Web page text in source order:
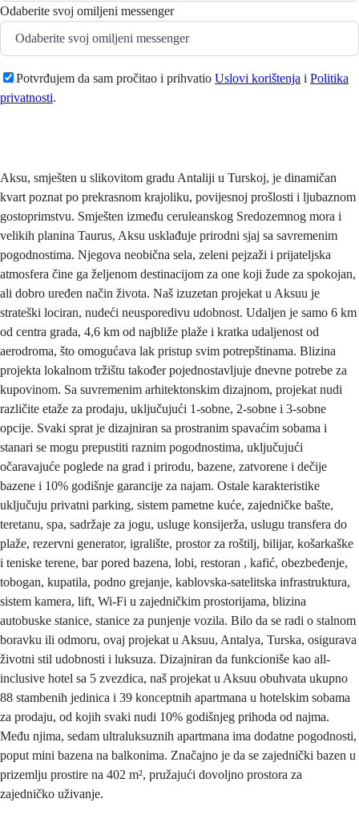
Odaberite svoj omiljeni messenger
Potvrđujem da sam pročitao i prihvatio Uslovi korištenja i Politika
privatnosti.
Aksu, smješten u slikovitom gradu Antaliji u Turskoj, je dinamičan
kvart poznat po prekrasnom krajoliku, povijesnoj prošlosti i ljubaznom
gostoprimstvu. Smješten između ceruleanskog Sredozemnog mora i
velikih planina Taurus, Aksu usklađuje prirodni sjaj sa savremenim
pogodnostima. Njegova neobična sela, zeleni pejzaži i prijateljska
atmosfera čine ga željenom destinacijom za one koji žude za spokojan,
ali dobro uređen način života. Naš izuzetan projekat u Aksuu je
strateški lociran, nudeći neusporedivu udobnost. Udaljen je samo 6 km
od centra grada, 4,6 km od najbliže plaže i kratka udaljenost od
aerodroma, što omogućava lak pristup svim potrepštinama. Blizina
projekta lokalnom tržištu također pojednostavljuje dnevne potrebe za
kupovinom. Sa suvremenim arhitektonskim dizajnom, projekat nudi
različite etaže za prodaju, uključujući 1-sobne, 2-sobne i 3-sobne
opcije. Svaki sprat je dizajniran sa prostranim spavaćim sobama i
stanari se mogu prepustiti raznim pogodnostima, uključujući
očaravajuće poglede na grad i prirodu, bazene, zatvorene i dečije
bazene i 10% godišnje garancije za najam. Ostale karakteristike
uključuju privatni parking, sistem pametne kuće, zajedničke bašte,
teretanu, spa, sadržaje za jogu, usluge konsijerža, uslugu transfera do
plaže, rezervni generator, igralište, prostor za roštilj, bilijar, košarkaške
i teniske terene, bar pored bazena, lobi, restoran , kafić, obezbeđenje,
tobogan, kupatila, podno grejanje, kablovska-satelitska infrastruktura,
sistem kamera, lift, Wi-Fi u zajedničkim prostorijama, blizina
autobuske stanice, stanice za punjenje vozila. Bilo da se radi o stalnom
boravku ili odmoru, ovaj projekat u Aksuu, Antalya, Turska, osigurava
životni stil udobnosti i luksuza. Dizajniran da funkcioniše kao all-
inclusive hotel sa 5 zvezdica, naš projekat u Aksuu obuhvata ukupno
88 stambenih jedinica i 39 konceptnih apartmana u hotelskim sobama
za prodaju, od kojih svaki nudi 10% godišnjeg prihoda od najma.
Među njima, sedam ultraluksuznih apartmana ima dodatne pogodnosti,
poput mini bazena na balkonima. Značajno je da se zajednički bazen u
prizemlju prostire na 402 m², pružajući dovoljno prostora za
zajedničko uživanje.